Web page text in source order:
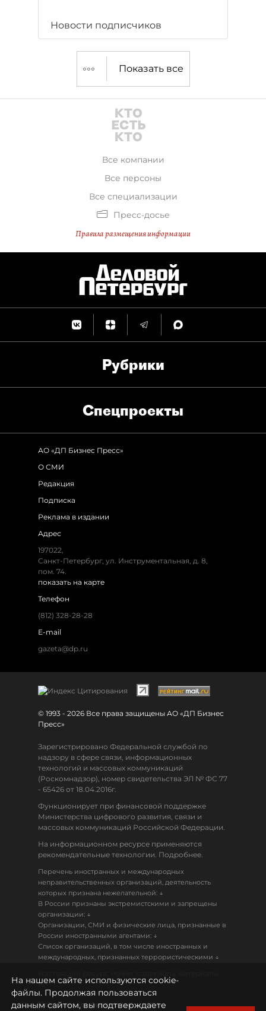
Новости подписчиков
Показать все
Все компании
Все персоны
Все специализации
Пресс-досье
Правила размещения информации
Рубрики
Спец­проекты
АО «ДП Бизнес Пресс»
О СМИ
Редакция
Подписка
Реклама в издании
Адрес
197022,
Санкт-Петербург, ул. Инструментальная, д. 8,
пом. 74.
показать на карте
Телефон
(812) 328-28-28
E-mail
gazeta@dp.ru
© 1993 - 2026 Все права защищены АО «ДП Бизнес
Пресс»
Зарегистрировано Федеральной службой по
надзору в сфере связи, информационных
технологий и массовых коммуникаций
(Роскомнадзор), номер свидетельства ЭЛ № ФС 77
- 65426 от 18.04.2016г.
Функционирует при финансовой поддержке
Министерства цифрового развития, связи и
массовых коммуникаций Российской Федерации.
На информационном ресурсе применяются
рекомендательные технологии. Подробнее.
Перечень иностранных и международных
неправительственных организаций, деятельность
которых признана нежелательной: ↓
В России признаны экстремистскими и запрещены
организации: ↓
Организации, СМИ и физические лица, признанные в
России иностранными агентами: ↓
Список организаций, в том числе иностранных и
международных, признанных террористическими ↓
18+
Политика конфиденциальности
На нашем сайте используются cookie-
файлы. Продолжая пользоваться
данным сайтом, вы подтверждаете